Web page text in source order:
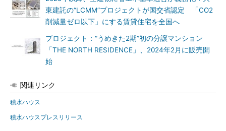
東建託の“LCMM”プロジェクトが国交省認定 「CO2
削減量ゼロ以下」にする賃貸住宅を全国へ
プロジェクト：“うめきた2期”初の分譲マンション
「THE NORTH RESIDENCE」、2024年2月に販売開
始
関連リンク
積水ハウス
積水ハウスプレスリリース